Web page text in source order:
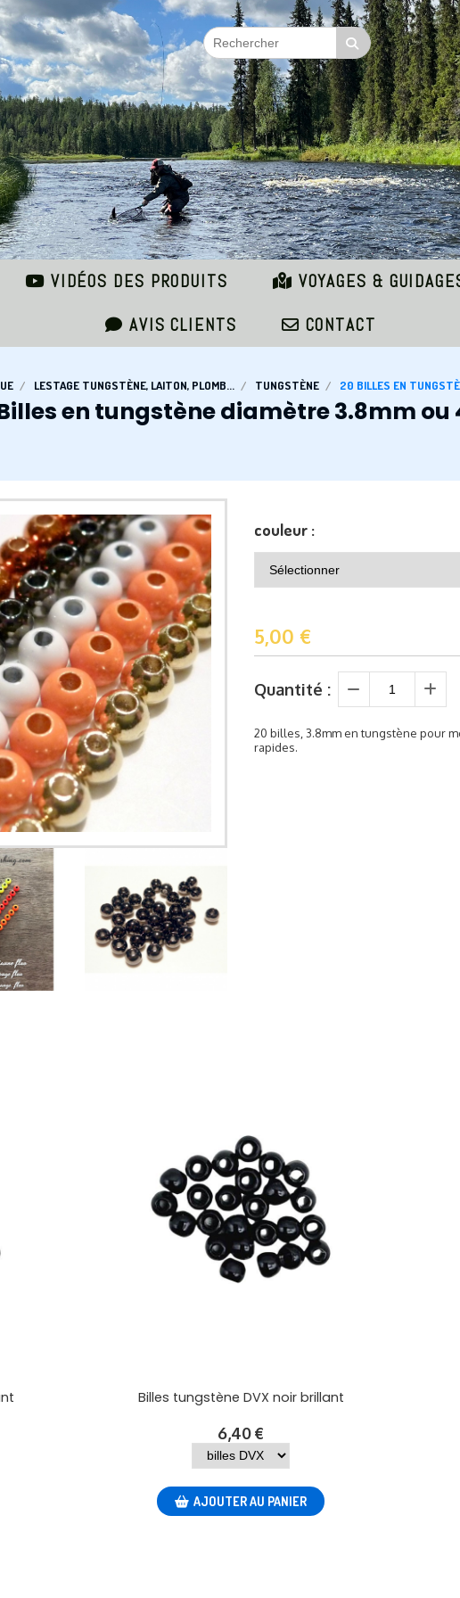
VIDÉOS DES PRODUITS VOYAGES &
AVIS CLIENTS
CONTACT
LESTAGE TUNGSTÈNE, LAITON, PLOMB... TUNGSTÈNE 20 BILLES EN
en tungstène diamètre 3.8mm ou
couleur :
5,00 €
Quantité :
20 billes, 3.8mm en tungstène pour
rapides.
Billes tungstène DVX noir brillant
6,40€
AJOUTER AU PANIER